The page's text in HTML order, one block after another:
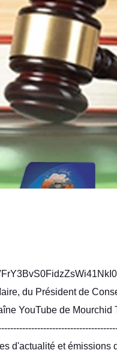
du Président de
YouTube de Mourchid
d'actualité et émissions